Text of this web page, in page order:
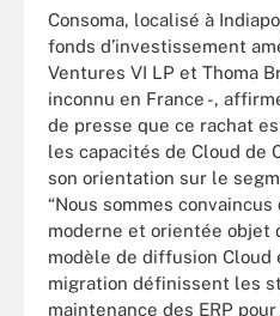
Consoma, localisé à
fonds d’investissement
Ventures VI LP et Thoma
inconnu en France -,
de presse que ce rachat
les capacités de Cloud de
son orientation sur le
“Nous sommes
moderne et orientée objet
modèle de diffusion Cloud
migration définissent les
maintenance des ERP